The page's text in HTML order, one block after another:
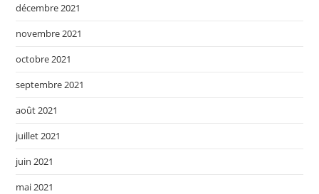
décembre 2021
novembre 2021
octobre 2021
septembre 2021
août 2021
juillet 2021
juin 2021
mai 2021